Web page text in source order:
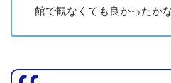
館で観なくても良かったか